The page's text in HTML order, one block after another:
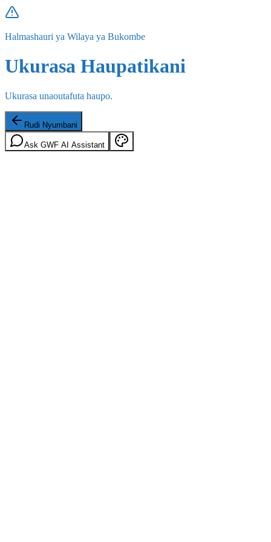
Halmashauri ya Wilaya ya Bukombe
Ukurasa Haupatikani
Ukurasa unaoutafuta haupo.
Rudi Nyumbani
Ask GWF AI Assistant